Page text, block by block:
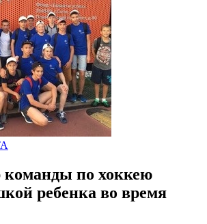
по хоккею
ребенка во время